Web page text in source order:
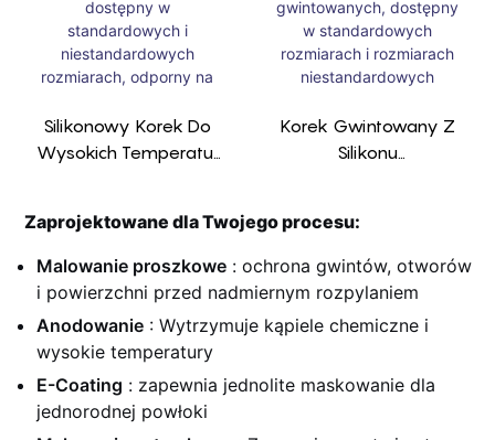
Wewnętrzna 1-60
Mm
Rozmiarze 200+,
Średnica Wewnętrzna
1-100 Mm
Silikonowy Korek Do
Wysokich Temperatur
Dostępny W
Standardowych I
Niestandardowych
Na Ciepło
Korek Gwintowany Z
Silikonu
Gwintowanych,
Dostępny W
Standardowych
Rozmiarach
Zaprojektowane dla Twojego procesu:
Malowanie proszkowe : ochrona gwintów, otworów
i powierzchni przed nadmiernym rozpylaniem
Anodowanie : Wytrzymuje kąpiele chemiczne i
wysokie temperatury
E-Coating : zapewnia jednolite maskowanie dla
jednorodnej powłoki